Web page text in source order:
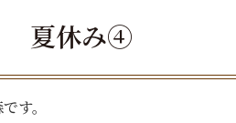
夏休み④
す。